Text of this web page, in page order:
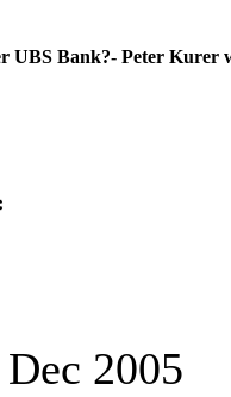
UBS Bank?- Peter Kurer
2005